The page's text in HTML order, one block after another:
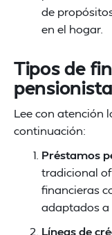
de
en el hogar.
Tipos de
Lee con atención
continuación:
Préstamos
tradicional
financieras
adaptados a
Líneas de